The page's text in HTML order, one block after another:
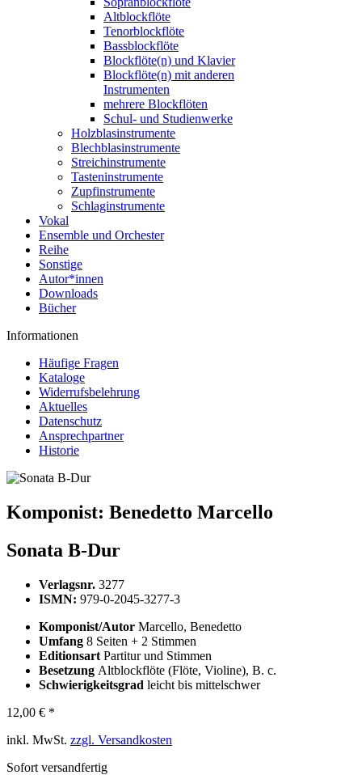
Altblockflöte
Tenorblockflöte
Bassblockflöte
Blockflöte(n) und Klavier
Blockflöte(n) mit anderen
Instrumenten
mehrere Blockflöten
Schul- und Studienwerke
Holzblasinstrumente
Blechblasinstrumente
Streichinstrumente
Tasteninstrumente
Zupfinstrumente
Schlaginstrumente
Vokal
Ensemble und Orchester
Reihe
Sonstige
Autor*innen
Downloads
Bücher
Informationen
Häufige Fragen
Kataloge
Widerrufsbelehrung
Aktuelles
Datenschutz
Ansprechpartner
Historie
Komponist: Benedetto Marcello
Sonata B-Dur
Verlagsnr. 3277
ISMN: 979-0-2045-3277-3
Komponist/Autor Marcello, Benedetto
Umfang 8 Seiten + 2 Stimmen
Editionsart Partitur und Stimmen
Besetzung Altblockflöte (Flöte, Violine), B. c.
Schwierigkeitsgrad leicht bis mittelschwer
12,00 € *
inkl. MwSt. zzgl. Versandkosten
Sofort versandfertig